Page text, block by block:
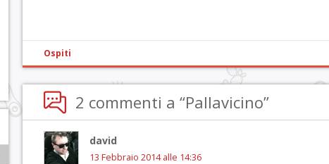
Ospiti
2 commenti a “Pallavicino”
david
13 Febbraio 2014 alle 14:36